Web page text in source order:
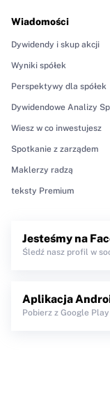
Wiadomości
Dywidendy i skup akcji
Wyniki spółek
Perspektywy dla spółek
Dywidendowe Analizy
Wiesz w co inwestujesz
Spotkanie z zarządem
Maklerzy radzą
teksty Premium
Jesteśmy na
Śledź nasz profil w
Aplikacja
Pobierz z Google Play